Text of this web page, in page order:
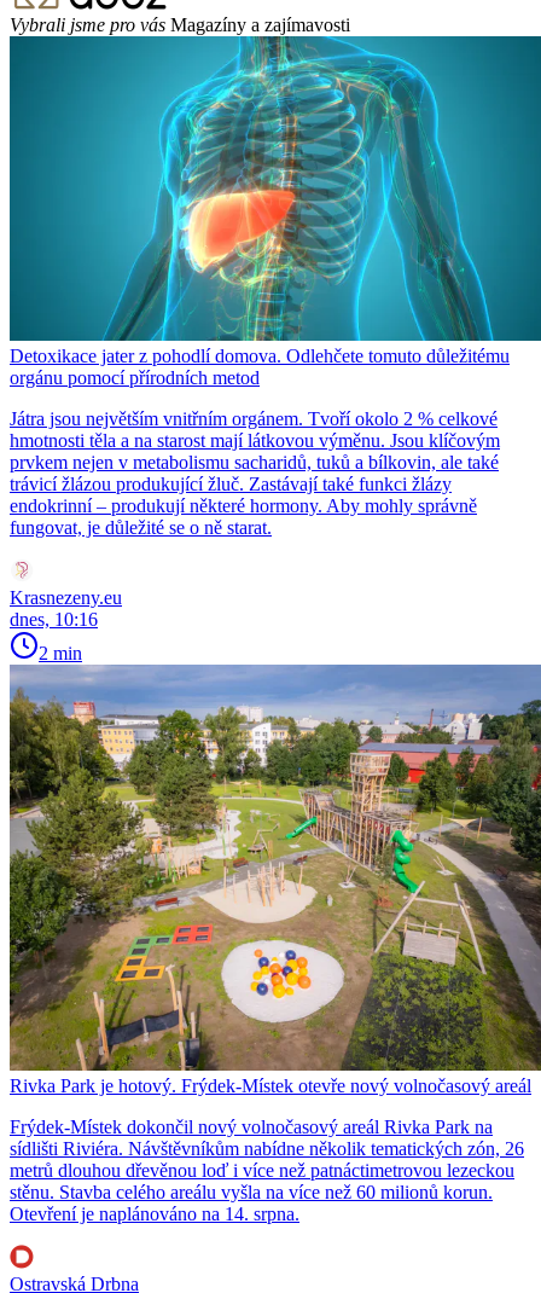
Vybrali jsme pro vás Magazíny a zajímavosti
Detoxikace jater z pohodlí domova. Odlehčete tomuto důležitému
orgánu pomocí přírodních metod
Játra jsou největším vnitřním orgánem. Tvoří okolo 2 % celkové
hmotnosti těla a na starost mají látkovou výměnu. Jsou klíčovým
prvkem nejen v metabolismu sacharidů, tuků a bílkovin, ale také
trávicí žlázou produkující žluč. Zastávají také funkci žlázy
endokrinní – produkují některé hormony. Aby mohly správně
fungovat, je důležité se o ně starat.
Krasnezeny.eu
dnes, 10:16
2 min
Rivka Park je hotový. Frýdek-Místek otevře nový volnočasový areál
Frýdek-Místek dokončil nový volnočasový areál Rivka Park na
sídlišti Riviéra. Návštěvníkům nabídne několik tematických zón, 26
metrů dlouhou dřevěnou loď i více než patnáctimetrovou lezeckou
stěnu. Stavba celého areálu vyšla na více než 60 milionů korun.
Otevření je naplánováno na 14. srpna.
Ostravská Drbna